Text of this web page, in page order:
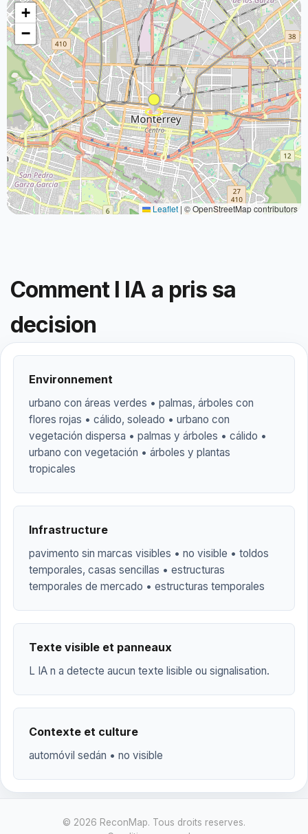
+
−
Leaflet | © OpenStreetMap contributors
Comment l IA a pris sa
decision
Environnement
urbano con áreas verdes • palmas, árboles con
flores rojas • cálido, soleado • urbano con
vegetación dispersa • palmas y árboles • cálido •
urbano con vegetación • árboles y plantas
tropicales
Infrastructure
pavimento sin marcas visibles • no visible • toldos
temporales, casas sencillas • estructuras
temporales de mercado • estructuras temporales
Texte visible et panneaux
L IA n a detecte aucun texte lisible ou signalisation.
Contexte et culture
automóvil sedán • no visible
© 2026 ReconMap. Tous droits reserves.